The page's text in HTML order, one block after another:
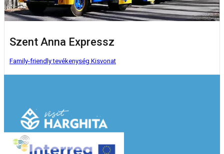
Szent Anna Expressz
Family-friendly tevékenység Kisvonat